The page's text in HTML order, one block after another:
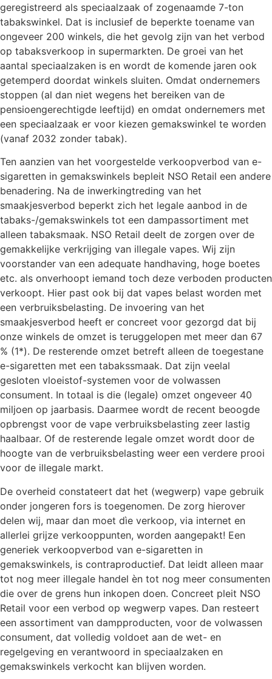
geregistreerd als speciaalzaak of zogenaamde 7-ton
tabakswinkel. Dat is inclusief de beperkte toename van
ongeveer 200 winkels, die het gevolg zijn van het verbod
op tabaksverkoop in supermarkten. De groei van het
aantal speciaalzaken is en wordt de komende jaren ook
getemperd doordat winkels sluiten. Omdat ondernemers
stoppen (al dan niet wegens het bereiken van de
pensioengerechtigde leeftijd) en omdat ondernemers met
een speciaalzaak er voor kiezen gemakswinkel te worden
(vanaf 2032 zonder tabak).
Ten aanzien van het voorgestelde verkoopverbod van e-
sigaretten in gemakswinkels bepleit NSO Retail een andere
benadering. Na de inwerkingtreding van het
smaakjesverbod beperkt zich het legale aanbod in de
tabaks-/gemakswinkels tot een dampassortiment met
alleen tabaksmaak. NSO Retail deelt de zorgen over de
gemakkelijke verkrijging van illegale vapes. Wij zijn
voorstander van een adequate handhaving, hoge boetes
etc. als onverhoopt iemand toch deze verboden producten
verkoopt. Hier past ook bij dat vapes belast worden met
een verbruiksbelasting. De invoering van het
smaakjesverbod heeft er concreet voor gezorgd dat bij
onze winkels de omzet is teruggelopen met meer dan 67
% (1*). De resterende omzet betreft alleen de toegestane
e-sigaretten met een tabakssmaak. Dat zijn veelal
gesloten vloeistof-systemen voor de volwassen
consument. In totaal is die (legale) omzet ongeveer 40
miljoen op jaarbasis. Daarmee wordt de recent beoogde
opbrengst voor de vape verbruiksbelasting zeer lastig
haalbaar. Of de resterende legale omzet wordt door de
hoogte van de verbruiksbelasting weer een verdere prooi
voor de illegale markt.
De overheid constateert dat het (wegwerp) vape gebruik
onder jongeren fors is toegenomen. De zorg hierover
delen wij, maar dan moet dìe verkoop, via internet en
allerlei grijze verkooppunten, worden aangepakt! Een
generiek verkoopverbod van e-sigaretten in
gemakswinkels, is contraproductief. Dat leidt alleen maar
tot nog meer illegale handel èn tot nog meer consumenten
die over de grens hun inkopen doen. Concreet pleit NSO
Retail voor een verbod op wegwerp vapes. Dan resteert
een assortiment van dampproducten, voor de volwassen
consument, dat volledig voldoet aan de wet- en
regelgeving en verantwoord in speciaalzaken en
gemakswinkels verkocht kan blijven worden.